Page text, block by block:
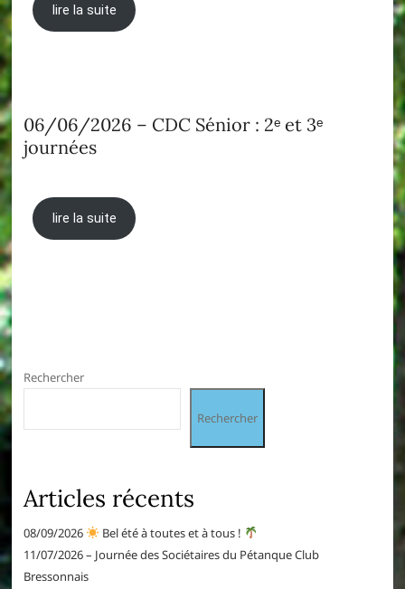
lire la suite
06/06/2026 – CDC Sénior : 2ᵉ et 3ᵉ
journées
lire la suite
Rechercher
Rechercher
Articles récents
08/09/2026
Bel été à toutes et à tous !
11/07/2026 – Journée des Sociétaires du Pétanque Club
Bressonnais